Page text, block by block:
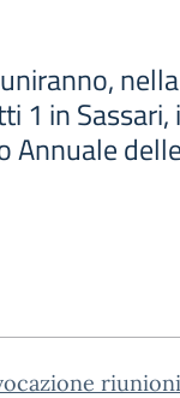
nella
1 in Sassari, i
Annuale delle